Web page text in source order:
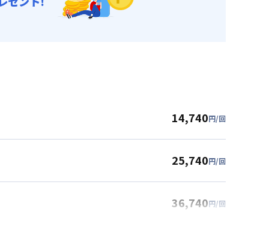
14,740円/回
25,740円/回
36,740円/回